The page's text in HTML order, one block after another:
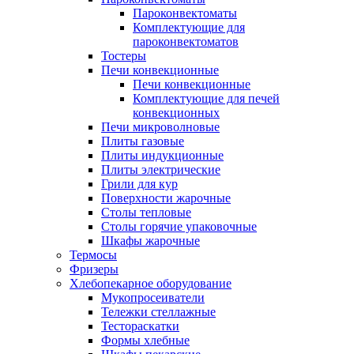
Пароконвектоматы
Комплектующие для
пароконвектоматов
Тостеры
Печи конвекционные
Печи конвекционные
Комплектующие для печей
конвекционных
Печи микроволновые
Плиты газовые
Плиты индукционные
Плиты электрические
Грили для кур
Поверхности жарочные
Столы тепловые
Столы горячие упаковочные
Шкафы жарочные
Термосы
Фризеры
Хлебопекарное оборудование
Мукопросеиватели
Тележки стеллажные
Тестораскатки
Формы хлебные